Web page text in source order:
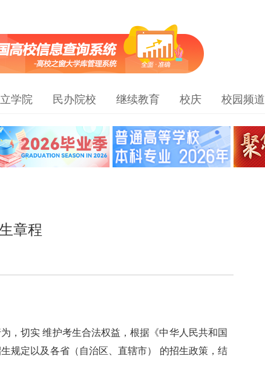
学院 民办院校 继续教育 校庆 校园频道
章程
，切实 维护考生合法权益，根据《中华人民共和国
规定以及各省（自治区、直辖市） 的招生政策，结